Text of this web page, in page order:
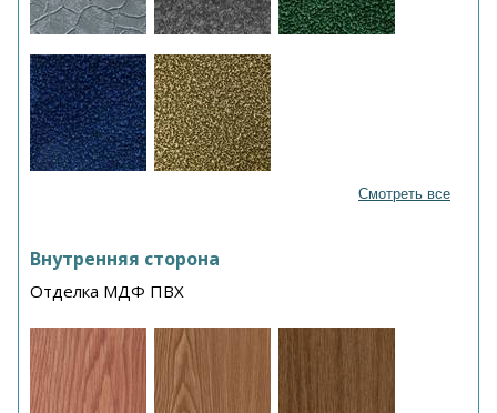
Смотреть все
Внутренняя сторона
Отделка МДФ ПВХ